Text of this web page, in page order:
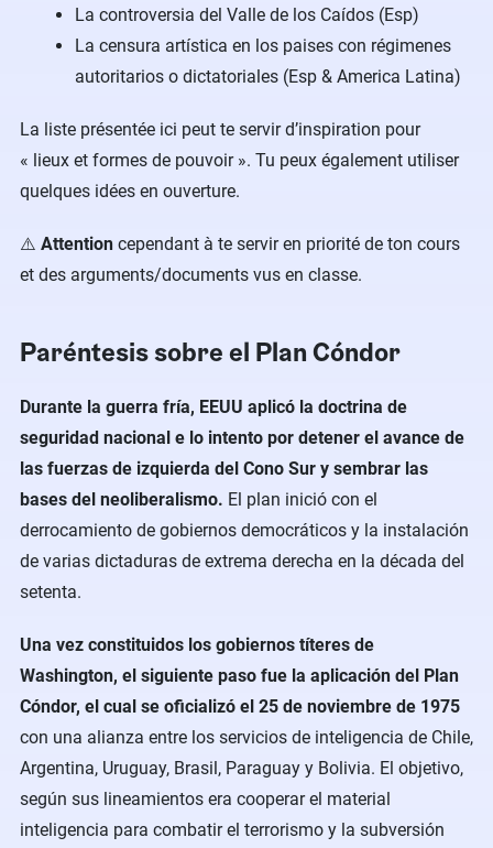
La controversia del Valle de los Caídos (Esp)
La censura artística en los paises con régimenes
autoritarios o dictatoriales (Esp & America Latina)
La liste présentée ici peut te servir d’inspiration pour
« lieux et formes de pouvoir ». Tu peux également utiliser
quelques idées en ouverture.
⚠️ Attention cependant à te servir en priorité de ton cours
et des arguments/documents vus en classe.
Paréntesis sobre el Plan Cóndor
Durante la guerra fría, EEUU aplicó la doctrina de
seguridad nacional e lo intento por detener el avance de
las fuerzas de izquierda del Cono Sur y sembrar las
bases del neoliberalismo. El plan inició con el
derrocamiento de gobiernos democráticos y la instalación
de varias dictaduras de extrema derecha en la década del
setenta.
Una vez constituidos los gobiernos títeres de
Washington, el siguiente paso fue la aplicación del Plan
Cóndor, el cual se oficializó el 25 de noviembre de 1975
con una alianza entre los servicios de inteligencia de Chile,
Argentina, Uruguay, Brasil, Paraguay y Bolivia. El objetivo,
según sus lineamientos era cooperar el material
inteligencia para combatir el terrorismo y la subversión